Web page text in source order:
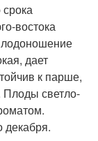
востока
дает
к парше,
Плоды светло-
декабря.